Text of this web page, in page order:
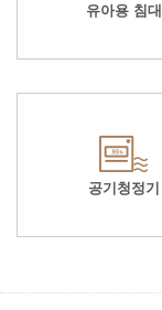
유아용 침대
공기청정기